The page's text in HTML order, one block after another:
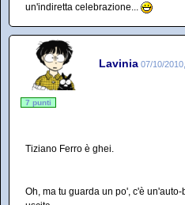
un'indiretta celebrazione...
Lavinia 07/10/
7 punti
Tiziano Ferro è ghei.
Oh, ma tu guarda un po', c'è